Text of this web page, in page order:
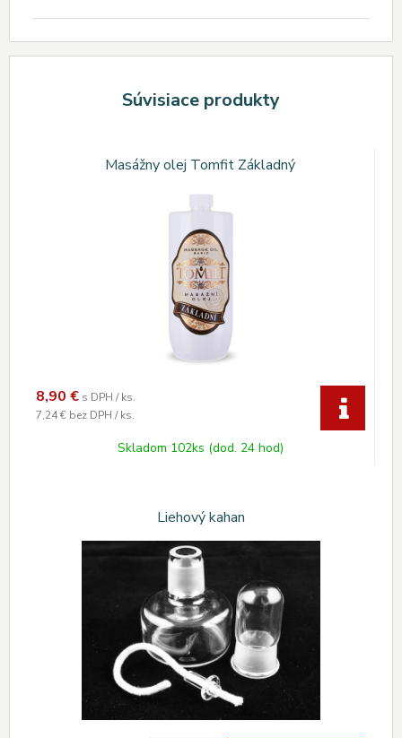
Súvisiace produkty
Masážny olej Tomfit Základný
8,90 € s DPH / ks.
7,24 € bez DPH / ks.
Skladom 102ks (dod. 24 hod)
Liehový kahan